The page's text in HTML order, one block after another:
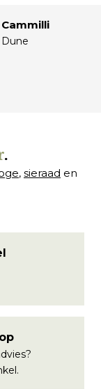
Cammilli
Dune
.
, sieraad en